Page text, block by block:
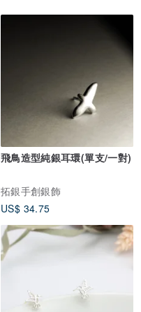
飛鳥造型純銀耳環(單支/一對)
拓銀手創銀飾
US$ 34.75